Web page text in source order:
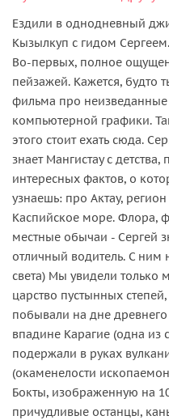
Ездили в однодневный
Кызылкуп с гидом
Во-первых, полное
пейзажей. Кажется, будто
фильма про неизведанные
компьютерной графики.
этого стоит ехать сюда.
знает Мангистау с детства,
интересных фактов, о
узнаешь: про Актау,
Каспийское море. Флора,
местные обычаи - Сергей
отличный водитель. С
света) Мы увидели только
царство пустынных
побывали на дне
впадине Карагие (одна из
подержали в руках
(окаменелости
Бокты, изображенную на
причудливые останцы,